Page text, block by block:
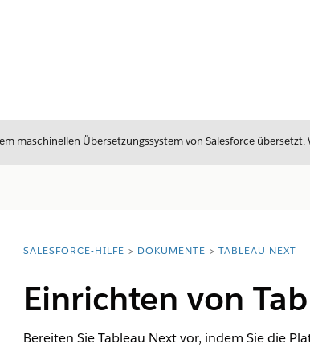
maschinellen Übersetzungssystem von Salesforce übersetzt.
anzeigen
Sie befinden sich hier:
SALESFORCE-HILFE DOKUMENTE TABLEAU NEXT
Einrichten von
Bereiten Sie Tableau Next vor, indem Sie die